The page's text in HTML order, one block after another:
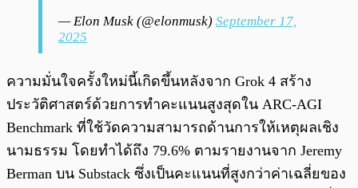
— Elon Musk (@elonmusk) September 17,
2025
ความมั่นใจครั้งใหม่นี้เกิดขึ้นหลังจาก Grok 4 สร้าง
ประวัติศาสตร์ด้วยการทำคะแนนสูงสุดใน ARC-AGI
Benchmark ที่ใช้วัดความสามารถด้านการให้เหตุผลเชิง
นามธรรม โดยทำได้ถึง 79.6% ตามรายงานจาก Jeremy
Berman บน Substack ซึ่งเป็นคะแนนที่สูงกว่าค่าเฉลี่ยของ